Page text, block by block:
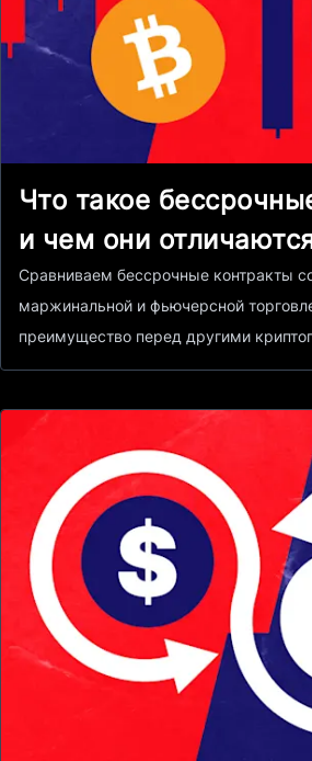
Что такое
и чем они
Сравниваем бессрочные контракты
маржинальной и фьючерсной
преимущество перед другими